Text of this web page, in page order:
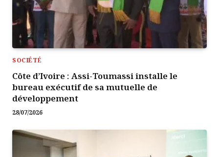
SOCIÉTÉ
Côte d’Ivoire : Assi-Toumassi installe le
bureau exécutif de sa mutuelle de
développement
28/07/2026